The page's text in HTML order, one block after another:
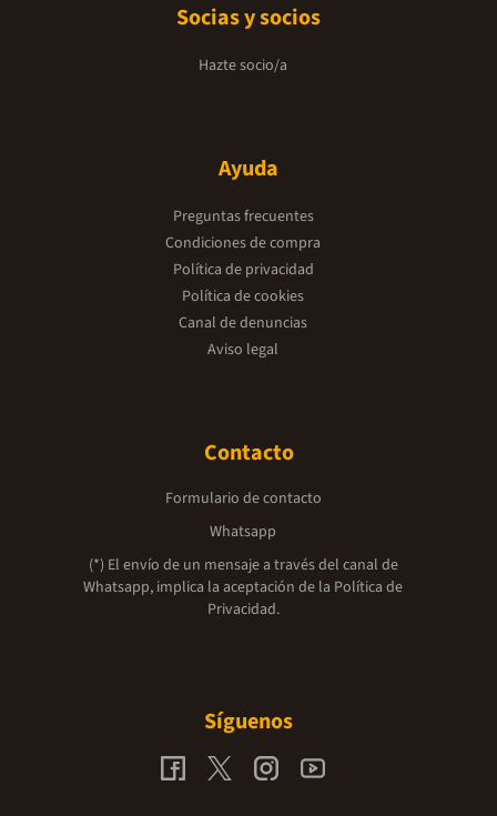
Socias y socios
Hazte socio/a
Ayuda
Preguntas frecuentes
Condiciones de compra
Política de privacidad
Política de cookies
Canal de denuncias
Aviso legal
Contacto
Formulario de contacto
Whatsapp
(*) El envío de un mensaje a través del canal de
Whatsapp, implica la aceptación de la Política de
Privacidad.
Síguenos